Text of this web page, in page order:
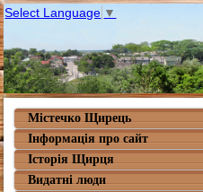
Select Language ▼
Містечко Щирець
Інформація про сайт
Історія Щирця
Видатні люди